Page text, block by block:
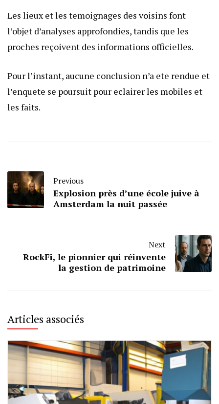
Les lieux et les temoignages des voisins font
l’objet d’analyses approfondies, tandis que les
proches reçoivent des informations officielles.
Pour l’instant, aucune conclusion n’a ete rendue et
l’enquete se poursuit pour eclairer les mobiles et
les faits.
Previous
Explosion près d’une école juive à
Amsterdam la nuit passée
Next
RockFi, le pionnier qui réinvente
la gestion de patrimoine
Articles associés